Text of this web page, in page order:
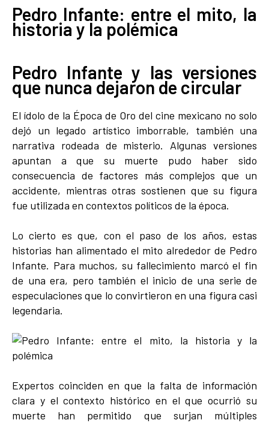
Pedro Infante: entre el mito, la
historia y la polémica
Pedro Infante y las versiones
que nunca dejaron de circular
El ídolo de la Época de Oro del cine mexicano no solo
dejó un legado artístico imborrable, también una
narrativa rodeada de misterio. Algunas versiones
apuntan a que su muerte pudo haber sido
consecuencia de factores más complejos que un
accidente, mientras otras sostienen que su figura
fue utilizada en contextos políticos de la época.
Lo cierto es que, con el paso de los años, estas
historias han alimentado el mito alrededor de Pedro
Infante. Para muchos, su fallecimiento marcó el fin
de una era, pero también el inicio de una serie de
especulaciones que lo convirtieron en una figura casi
legendaria.
Expertos coinciden en que la falta de información
clara y el contexto histórico en el que ocurrió su
muerte han permitido que surjan múltiples